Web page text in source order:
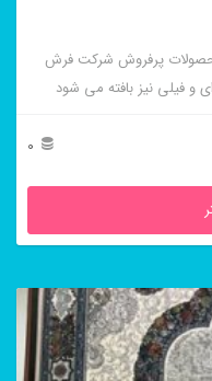
محصولات پرفروش شرکت فرش
فیلی نیز بافته می شود
0